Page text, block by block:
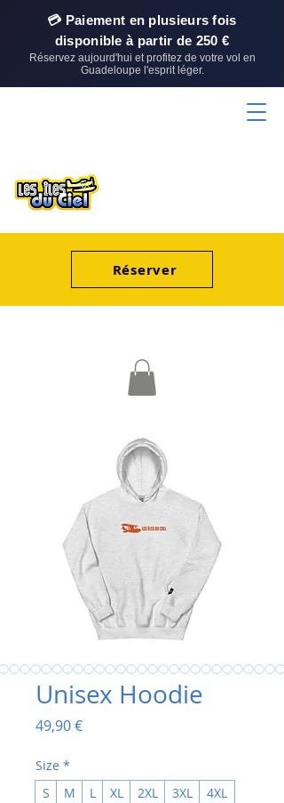
💳 Paiement en plusieurs fois
disponible à partir de 250 €
Réservez aujourd'hui et profitez de votre vol en
Guadeloupe l'esprit léger.
Réserver
Unisex Hoodie
49,90 €Prix
Size *
S
M L XL 2XL 3XL
4XL